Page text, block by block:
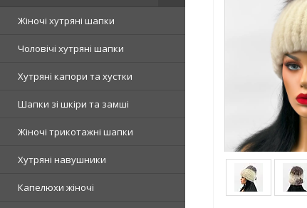
Жіночі хутряні шапки
Чоловічі хутряні шапки
Хутряні капори та хустки
Шапки зі шкіри та замші
Жіночі трикотажні шапки
Хутряні навушники
Капелюхи жіночі